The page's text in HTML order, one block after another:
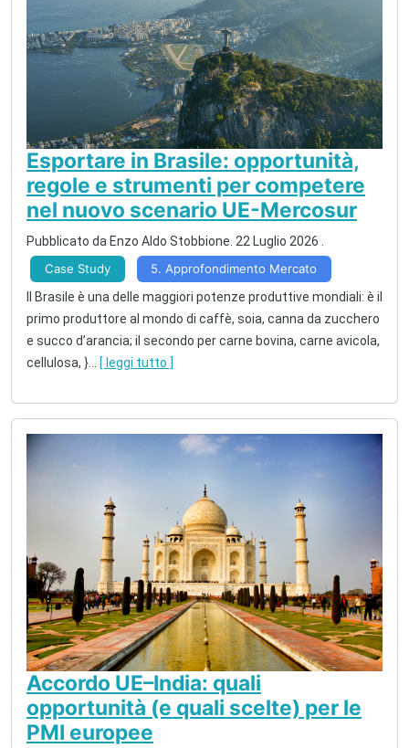
Esportare in Brasile: opportunità,
regole e strumenti per competere
nel nuovo scenario UE-Mercosur
Pubblicato da Enzo Aldo Stobbione 22 Luglio 2026
Case Study
5. Approfondimento Mercato
Il Brasile è una delle maggiori potenze produttive mondiali: è il
primo produttore al mondo di caffè, soia, canna da zucchero
e succo d’arancia; il secondo per carne bovina, carne avicola,
cellulosa, }
[ leggi tutto ]
Accordo UE–India: quali
opportunità (e quali scelte) per le
PMI europee